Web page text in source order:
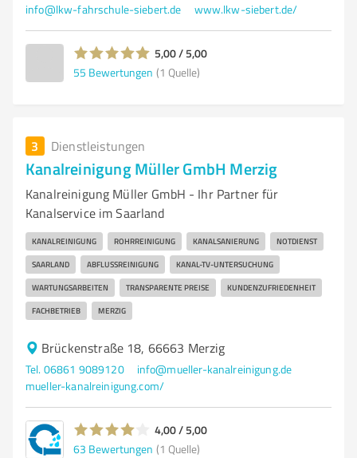
info@lkw-fahrschule-siebert.de www.lkw-siebert.de/
5,00 / 5,00
55 Bewertungen (1 Quelle)
3 Dienstleistungen
Kanalreinigung Müller GmbH Merzig
Kanalreinigung Müller GmbH - Ihr Partner für
Kanalservice im Saarland
KANALREINIGUNG ROHRREINIGUNG KANALSANIERUNG NOTDIENST
SAARLAND ABFLUSSREINIGUNG KANAL-TV-UNTERSUCHUNG
WARTUNGSARBEITEN TRANSPARENTE PREISE KUNDENZUFRIEDENHEIT
FACHBETRIEB MERZIG
Brückenstraße 18, 66663 Merzig
Tel. 06861 9089120
info@mueller-kanalreinigung.de
mueller-kanalreinigung.com/
4,00 / 5,00
63 Bewertungen (1 Quelle)